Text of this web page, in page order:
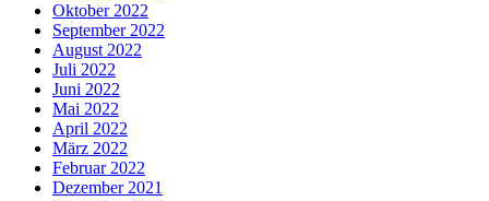
Oktober 2022
September 2022
August 2022
Juli 2022
Juni 2022
Mai 2022
April 2022
März 2022
Februar 2022
Dezember 2021